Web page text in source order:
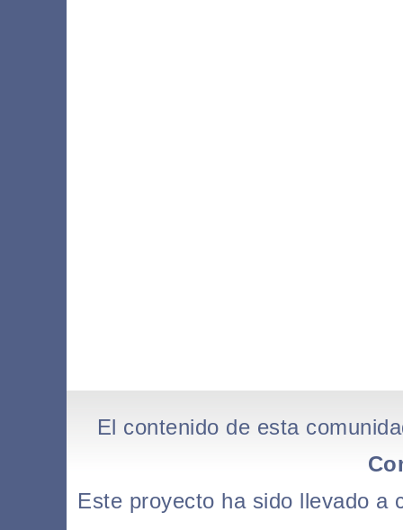
El contenido de esta
Este proyecto ha sido llevado